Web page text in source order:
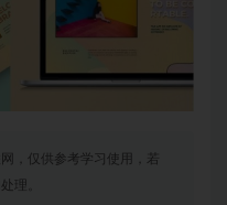
，仅供参考学习使用，若
理。